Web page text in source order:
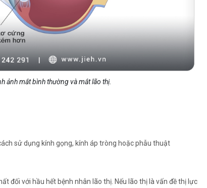
ảnh mắt bình thường và mắt lão thị.
sử dụng kính gọng, kính áp tròng hoặc phẫu thuật
đối với hầu hết bệnh nhân lão thị. Nếu lão thị là vấn đề thị lực